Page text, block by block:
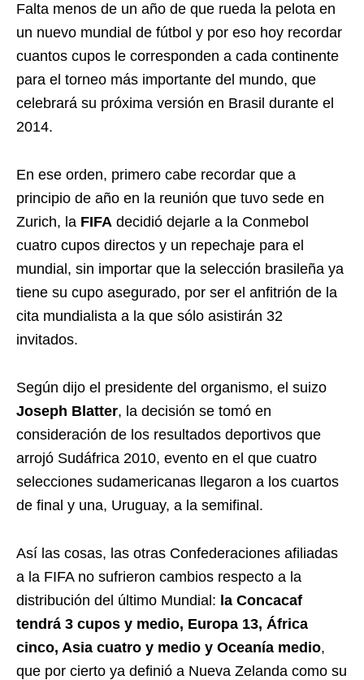
Falta menos de un año de que rueda la pelota en
un nuevo mundial de fútbol y por eso hoy recordar
cuantos cupos le corresponden a cada continente
para el torneo más importante del mundo, que
celebrará su próxima versión en Brasil durante el
2014.
En ese orden, primero cabe recordar que a
principio de año en la reunión que tuvo sede en
Zurich, la FIFA decidió dejarle a la Conmebol
cuatro cupos directos y un repechaje para el
mundial, sin importar que la selección brasileña ya
tiene su cupo asegurado, por ser el anfitrión de la
cita mundialista a la que sólo asistirán 32
invitados.
Según dijo el presidente del organismo, el suizo
Joseph Blatter, la decisión se tomó en
consideración de los resultados deportivos que
arrojó Sudáfrica 2010, evento en el que cuatro
selecciones sudamericanas llegaron a los cuartos
de final y una, Uruguay, a la semifinal.
Así las cosas, las otras Confederaciones afiliadas
a la FIFA no sufrieron cambios respecto a la
distribución del último Mundial: la Concacaf
tendrá 3 cupos y medio, Europa 13, África
cinco, Asia cuatro y medio y Oceanía medio,
que por cierto ya definió a Nueva Zelanda como su